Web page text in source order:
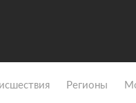
Регионы